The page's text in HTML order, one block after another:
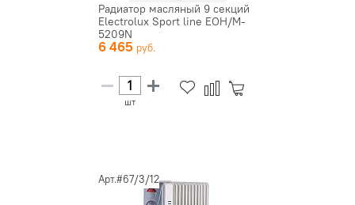
Радиатор масляный 9 секций
Electrolux Sport line EOH/M-
5209N
6 465
шт
Арт.#67/3/12